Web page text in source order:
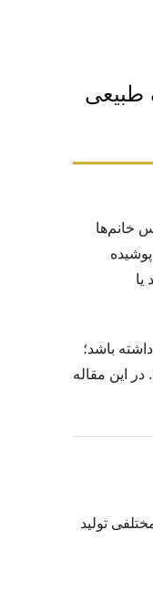
طبیعی
خانم‌ها
باشد؛
این مقاله
تولید